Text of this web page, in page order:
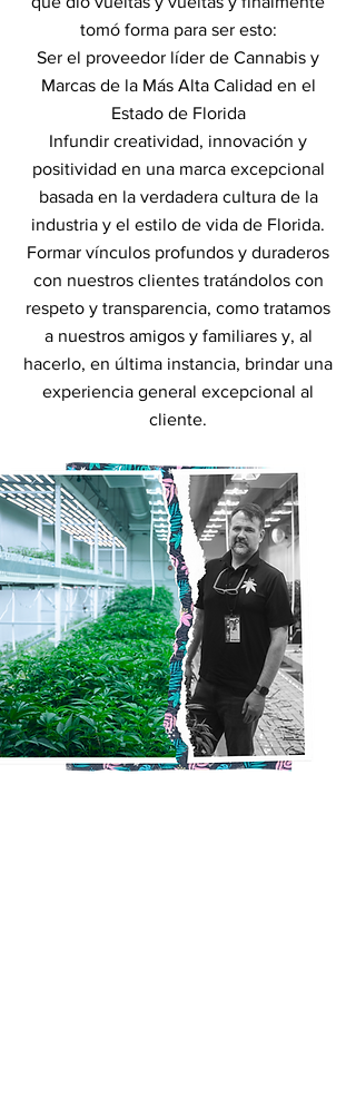
tomó forma para ser esto:
Ser el proveedor líder de Cannabis y
Marcas de la Más Alta Calidad en el
Estado de Florida
Infundir creatividad, innovación y
positividad en una marca excepcional
basada en la verdadera cultura de la
industria y el estilo de vida de Florida.
Formar vínculos profundos y duraderos
con nuestros clientes tratándolos con
respeto y transparencia, como tratamos
a nuestros amigos y familiares y, al
hacerlo, en última instancia, brindar una
experiencia general excepcional al
cliente.